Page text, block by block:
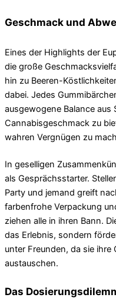
Geschmack und
Eines der Highlights der
die große
hin zu Beeren-
dabei. Jedes
ausgewogene Balance aus
Cannabisgeschmack zu
wahren Vergnügen zu
In geselligen
als Gesprächsstarter.
Party und jemand greift
farbenfrohe Verpackung
ziehen alle in ihren Bann.
das Erlebnis, sondern
unter Freunden, da sie ihre
austauschen.
Das